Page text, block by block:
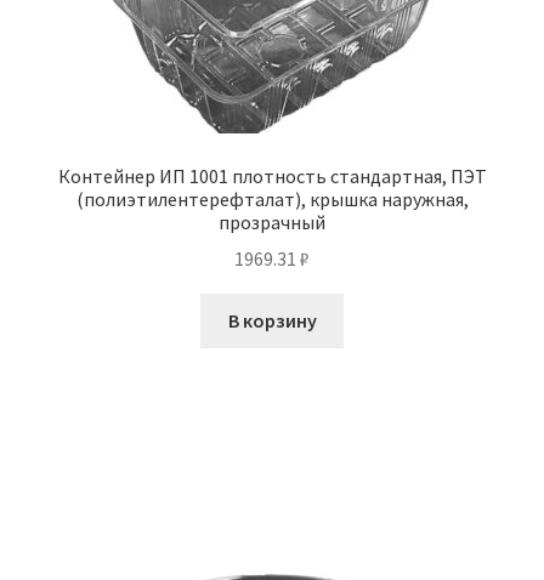
Контейнер ИП 1001 плотность стандартная, ПЭТ
(полиэтилентерефталат), крышка наружная,
прозрачный
1969.31 ₽
В корзину